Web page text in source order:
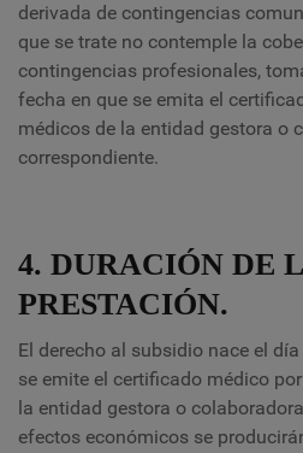
derivada de contingencias
que se trate no contemple la
contingencias profesionales,
fecha en que se emita el
médicos de la entidad gestora o
correspondiente.
4. DURACIÓN DE
PRESTACIÓN.
El derecho al subsidio nace el
se emite el certificado médico
la entidad gestora o
efectos económicos se